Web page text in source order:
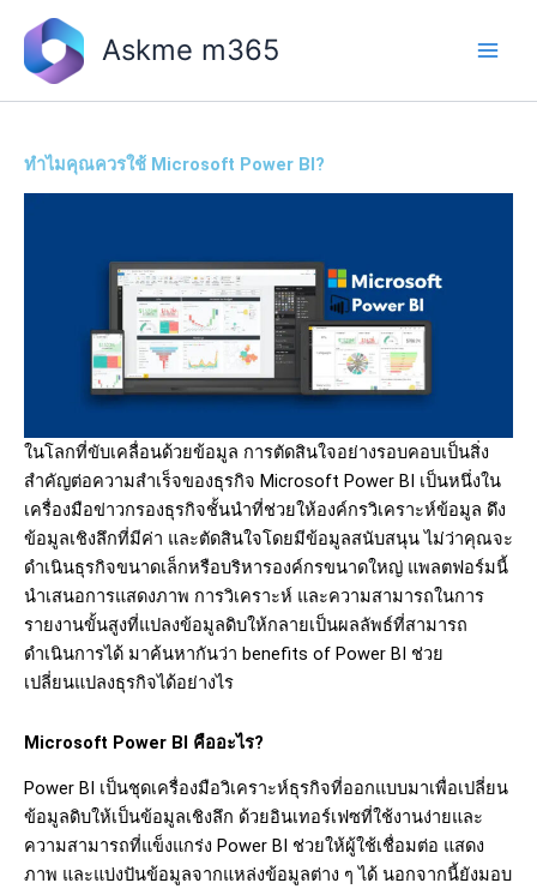
content
Askme m365
ทำไมคุณควรใช้ Microsoft Power BI?
ในโลกที่ขับเคลื่อนด้วยข้อมูล การตัดสินใจอย่างรอบคอบเป็นสิ่ง
สำคัญต่อความสำเร็จของธุรกิจ Microsoft Power BI เป็นหนึ่งใน
เครื่องมือข่าวกรองธุรกิจชั้นนำที่ช่วยให้องค์กรวิเคราะห์ข้อมูล ดึง
ข้อมูลเชิงลึกที่มีค่า และตัดสินใจโดยมีข้อมูลสนับสนุน ไม่ว่าคุณจะ
ดำเนินธุรกิจขนาดเล็กหรือบริหารองค์กรขนาดใหญ่ แพลตฟอร์มนี้
นำเสนอการแสดงภาพ การวิเคราะห์ และความสามารถในการ
รายงานขั้นสูงที่แปลงข้อมูลดิบให้กลายเป็นผลลัพธ์ที่สามารถ
ดำเนินการได้ มาค้นหากันว่า benefits of Power BI ช่วย
เปลี่ยนแปลงธุรกิจได้อย่างไร
Microsoft Power BI คืออะไร?
Power BI เป็นชุดเครื่องมือวิเคราะห์ธุรกิจที่ออกแบบมาเพื่อเปลี่ยน
ข้อมูลดิบให้เป็นข้อมูลเชิงลึก ด้วยอินเทอร์เฟซที่ใช้งานง่ายและ
ความสามารถที่แข็งแกร่ง Power BI ช่วยให้ผู้ใช้เชื่อมต่อ แสดง
ภาพ และแบ่งปันข้อมูลจากแหล่งข้อมูลต่าง ๆ ได้ นอกจากนี้ยังมอบ